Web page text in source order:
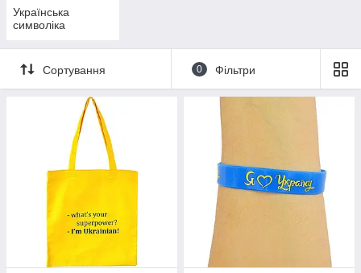
Українська
символіка
Сортування 0 Фільтри